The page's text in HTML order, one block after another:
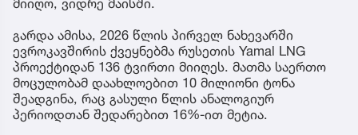
მიიღო, ვიდრე მაისში.
გარდა ამისა, 2026 წლის პირველ ნახევარში
ევროკავშირის ქვეყნებმა რუსეთის Yamal LNG
პროექტიდან 136 ტვირთი მიიღეს. მათმა საერთო
მოცულობამ დაახლოებით 10 მილიონი ტონა
შეადგინა, რაც გასული წლის ანალოგიურ
პერიოდთან შედარებით 16%-ით მეტია.